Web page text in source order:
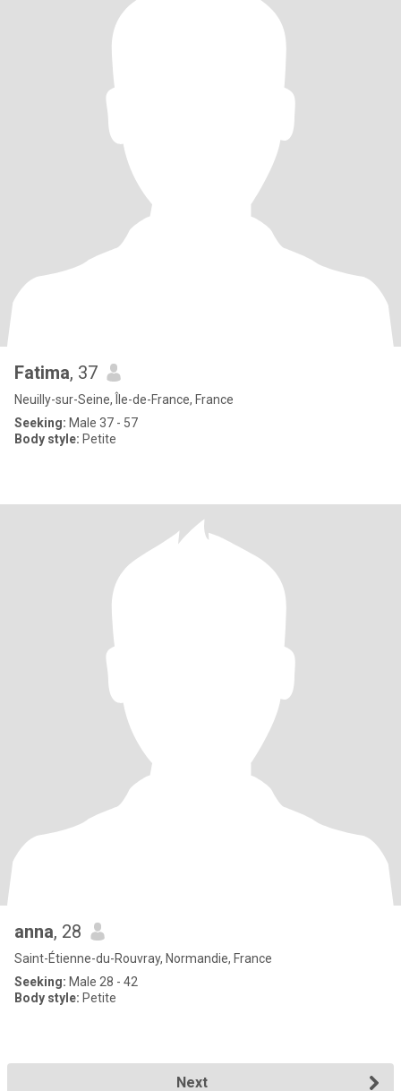
Fatima, 37
Neuilly-sur-Seine, Île-de-France, France
Seeking: Male 37 - 57
Body style: Petite
anna, 28
Saint-Étienne-du-Rouvray, Normandie, France
Seeking: Male 28 - 42
Body style: Petite
Next